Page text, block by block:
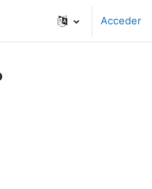
Acceder